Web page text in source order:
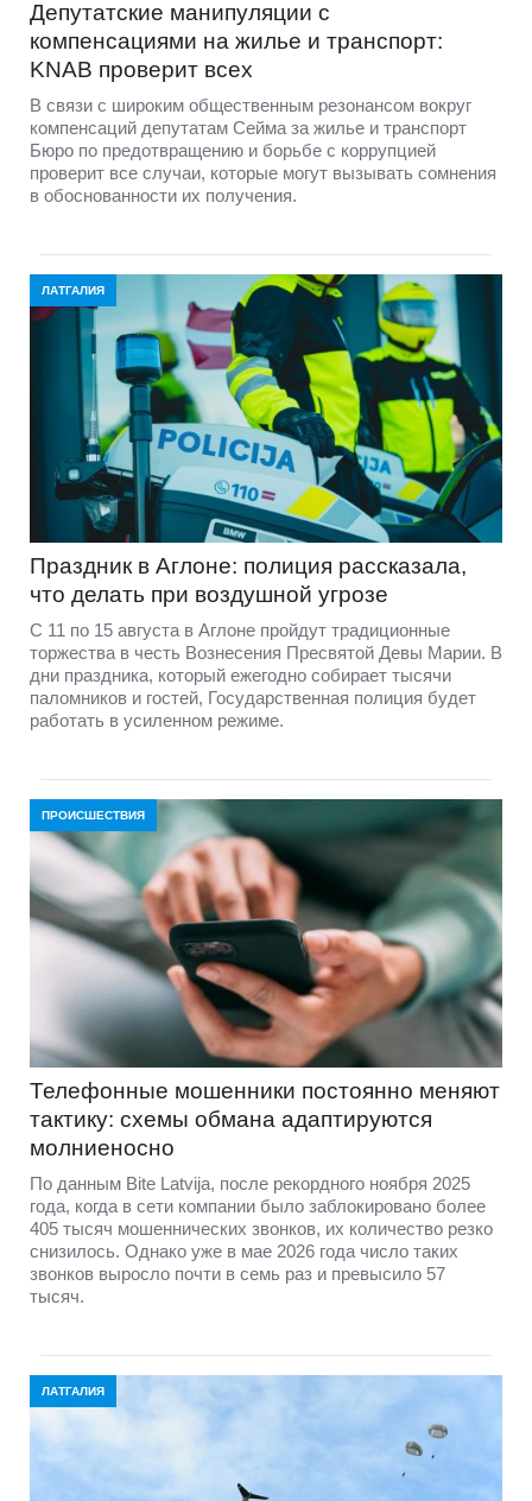
Депутатские манипуляции с
компенсациями на жилье и транспорт:
KNAB проверит всех
В связи с широким общественным резонансом вокруг
компенсаций депутатам Сейма за жилье и транспорт
Бюро по предотвращению и борьбе с коррупцией
проверит все случаи, которые могут вызывать сомнения
в обоснованности их получения.
ЛАТГАЛИЯ
Праздник в Аглоне: полиция рассказала,
что делать при воздушной угрозе
С 11 по 15 августа в Аглоне пройдут традиционные
торжества в честь Вознесения Пресвятой Девы Марии. В
дни праздника, который ежегодно собирает тысячи
паломников и гостей, Государственная полиция будет
работать в усиленном режиме.
ПРОИСШЕСТВИЯ
Телефонные мошенники постоянно меняют
тактику: схемы обмана адаптируются
молниеносно
По данным Bite Latvija, после рекордного ноября 2025
года, когда в сети компании было заблокировано более
405 тысяч мошеннических звонков, их количество резко
снизилось. Однако уже в мае 2026 года число таких
звонков выросло почти в семь раз и превысило 57
тысяч.
ЛАТГАЛИЯ